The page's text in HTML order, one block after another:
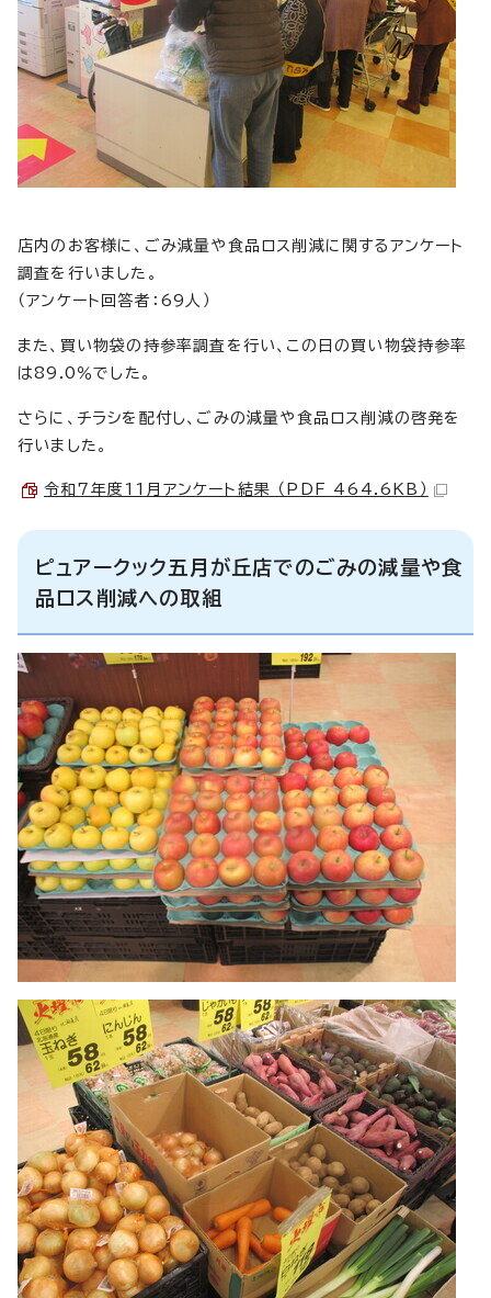
店内のお客様に、ごみ減量や食品ロス削減に関するアンケート
調査を行いました。
（アンケート回答者：69人）
また、買い物袋の持参率調査を行い、この日の買い物袋持参率
は89.0％でした。
さらに、チラシを配付し、ごみの減量や食品ロス削減の啓発を
行いました。
令和7年度11月アンケート結果 （PDF 464.6KB）
ピュアークック五月が丘店でのごみの減量や食
品ロス削減への取組